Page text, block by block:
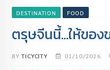
DESTINATION FOOD
ตรุษจีนนี้…ให้ขอ
BYTICYCITY 01/10/2026